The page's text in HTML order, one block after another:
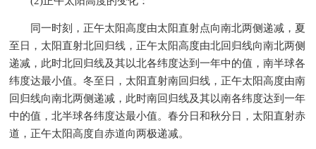
同一时刻，正午太阳高度由太阳直射点向南北两侧递减，夏
至日，太阳直射北回归线，正午太阳高度由北回归线向南北两侧
递减，此时北回归线及其以北各纬度达到一年中的值，南半球各
纬度达最小值。冬至日，太阳直射南回归线，正午太阳高度由南
回归线向南北两侧递减，此时南回归线及其以南各纬度达到一年
中的值，北半球各纬度达最小值。春分日和秋分日，太阳直射赤
道，正午太阳高度自赤道向两极递减。